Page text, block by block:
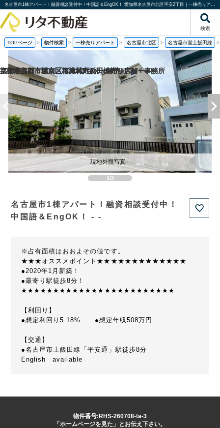
名古屋市1棟アパート！融資相談受付中！中国語＆EngOK！ 愛知県名古屋市北区平安2丁目｜一棟売りアパート｜投資物件や収益物件｜株式会社リタ不動産
検索
TOPページ > 物件検索 > 一棟売りアパート > 名古屋市北区 > 名古屋市営上飯田線
1/3
現地外観写真 -
名古屋市1棟アパート！融資相談受付中！
中国語＆EngOK！ - -
※占有面積はおおよその値です。
★★★オススメポイント★★★★★★★★★★★★★
●2020年1月新築！
●最寄り駅徒歩8分！
★★★★★★★★★★★★★★★★★★★★★★★★
【利回り】
●想定利回り5.18% ●想定年収508万円
【交通】
●名古屋市上飯田線「平安通」駅徒歩8分
English available
物件番号:RHS-260708-ta-3
「ホームページを見た」とお伝え下さい。
福岡県福岡市城南区梅林2丁目の一棟売りアパート
京都府京都市西京区下津林六反田の売り店舗・事務所
京都府京都市西京区下津林六反田の
京都府京都市下京区二人司町の一棟売りアパート